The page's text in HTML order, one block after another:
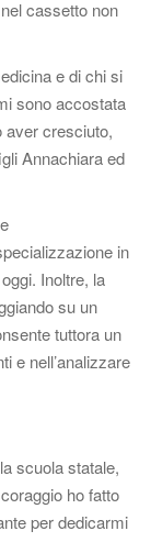
cassetto non
e di chi si
sono accostata
aver cresciuto,
Annachiara ed
in
Inoltre, la
su un
tuttora un
e nell’analizzare
scuola statale,
ho fatto
per dedicarmi